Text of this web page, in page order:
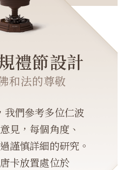
禮節設計
和法的尊敬
我們參考多位仁波
見，每個角度、
謹慎詳細的研究。
卡放置處位於